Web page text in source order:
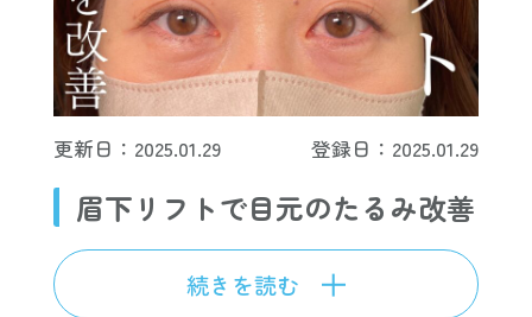
更新日：2025.01.29 登録日：2025.01.29
眉下リフトで目元のたるみ改善
続きを読む